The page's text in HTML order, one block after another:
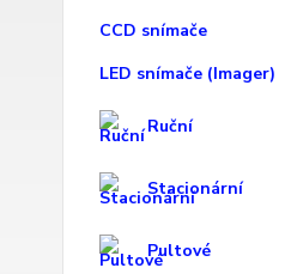
CCD snímače
LED snímače (Imager)
Ruční
Stacionární
Pultové